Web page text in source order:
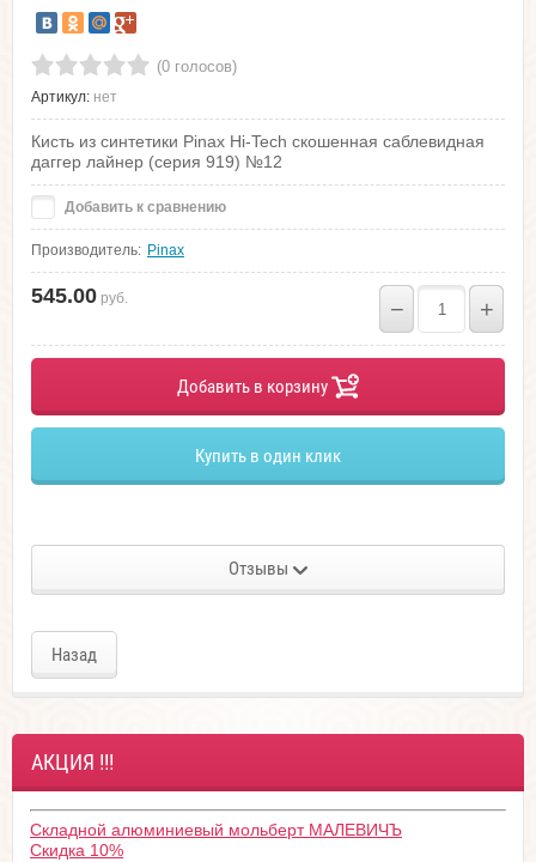
(0 голосов)
Артикул: нет
Кисть из синтетики Pinax Hi-Tech скошенная саблевидная
даггер лайнер (серия 919) №12
Добавить к сравнению
Производитель: Pinax
545.00 руб. − +
Добавить в корзину
Купить в один клик
Отзывы
Назад
АКЦИЯ !!!
Складной алюминиевый мольберт МАЛЕВИЧЪ
Скидка 10%